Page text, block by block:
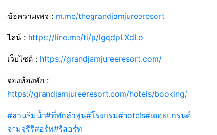
ข้อความเพจ : m.me/thegrandjamjureeresort
ไลน์ : https://line.me/ti/p/lgqdpLXdLo
เว็บไซต์ : https://grandjamjureeresort.com/
จองห้องพัก :
https://grandjamjureeresort.com/hotels/booking/
#ลานริมน้ำ#ที่พักลำพูน#โรงแรม#hotels#เดอะแกรนด์
จามจุรีรีสอร์ท#รีสอร์ท